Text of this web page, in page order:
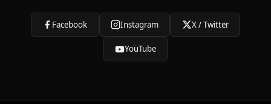
Facebook Instagram X / Twitter
YouTube